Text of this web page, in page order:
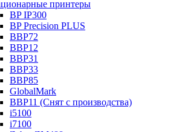
принтеры
BP IP300
BP Precision PLUS
BBP72
BBP12
BBP31
BBP33
BBP85
GlobalMark
BBP11 (Снят с производства)
i5100
i7100